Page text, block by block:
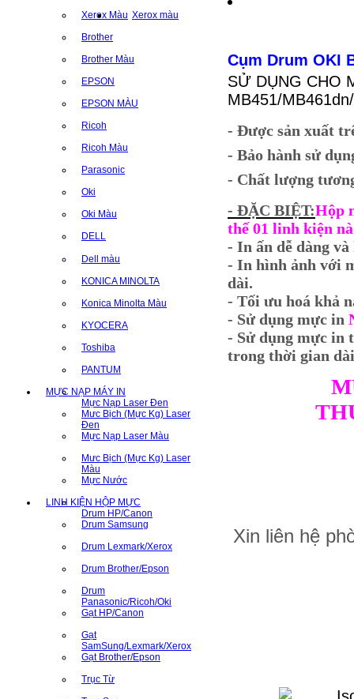
Xerox Màu Xerox màu
Brother
Brother Màu
EPSON
EPSON MÀU
Ricoh
Ricoh Màu
Parasonic
Oki
Oki Màu
DELL
Dell màu
KONICA MINOLTA
Konica Minolta Màu
KYOCERA
Toshiba
PANTUM
MỰC NẠP MÁY IN
Mực Nạp Laser Đen
Mưc Bịch (Mực Kg) Laser
Đen
Mực Nạp Laser Màu
Mưc Bịch (Mực Kg) Laser
Màu
Mực Nước
LINH KIỆN HỘP MỰC
Drum HP/Canon
Drum Samsung
Drum Lexmark/Xerox
Drum Brother/Epson
Drum
Panasonic/Ricoh/Oki
Gạt HP/Canon
Gạt
SamSung/Lexmark/Xerox
Gạt Brother/Epson
Trục Từ
Cụm Drum OKI
SỬ DỤNG CHO
MB451/
- Được sản xuất
- Bảo hành sử
- Chất lượng
- ĐẶC BIỆT:Hộp
thế 01 linh kiện
- In ấn dễ dàng
- In hình ảnh với
dài.
- Tối ưu hoá khả
- Sử dụng mực in
- Sử dụng mực in
trong thời gian
Xin liên hệ